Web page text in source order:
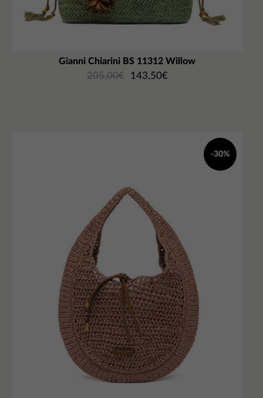
Gianni Chiarini BS 11312 Willow
205,00€ 143,50€
-30%